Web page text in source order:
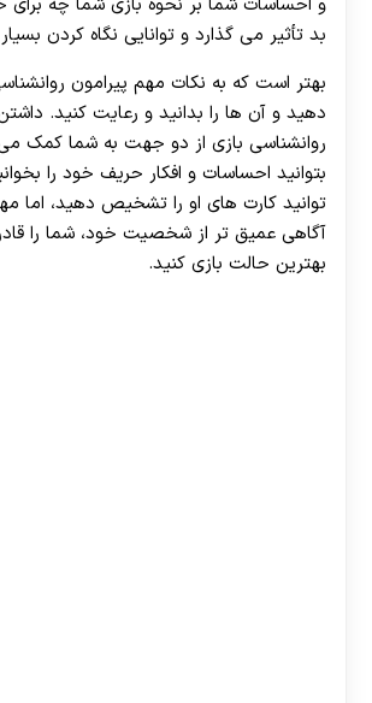
و احساسات شما بر نحوه بازی شما چه
بد تأثیر می‌ گذارد و توانایی نگاه کردن
بهتر است که به نکات مهم پیرامون
دهید و آن ها را بدانید و رعایت کنید.
روانشناسی بازی از دو جهت به شما کمک
بتوانید احساسات و افکار حریف خود را
توانید کارت های او را تشخیص دهید، اما
آگاهی عمیق‌ تر از شخصیت خود، شما را
بهترین حالت بازی کنید.